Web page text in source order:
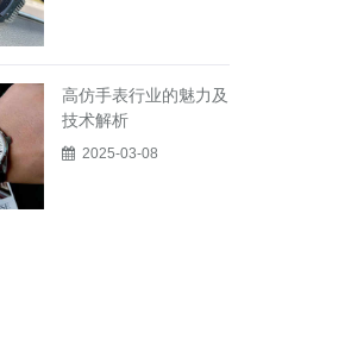
高仿手表行业的魅力及
技术解析
2025-03-08